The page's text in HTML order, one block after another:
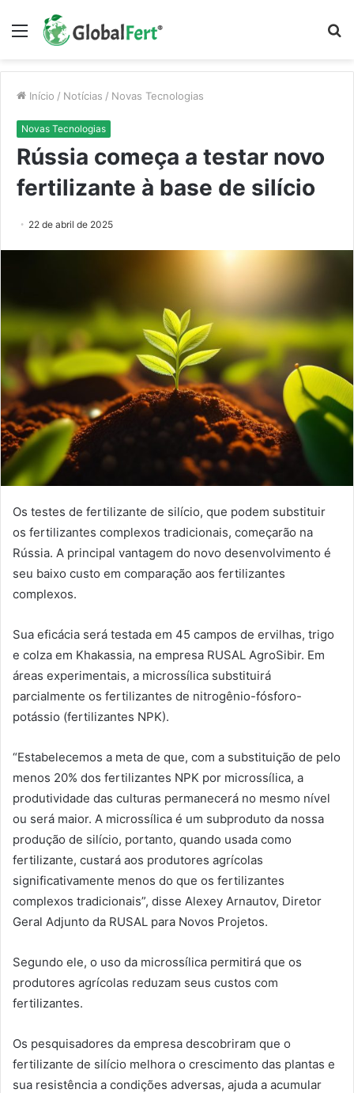
Menu
Início / Notícias / Novas Tecnologias
Novas Tecnologias
Rússia começa a testar novo
fertilizante à base de silício
22 de abril de 2025
Os testes de fertilizante de silício, que podem substituir
os fertilizantes complexos tradicionais, começarão na
Rússia. A principal vantagem do novo desenvolvimento é
seu baixo custo em comparação aos fertilizantes
complexos.
Sua eficácia será testada em 45 campos de ervilhas, trigo
e colza em Khakassia, na empresa RUSAL AgroSibir. Em
áreas experimentais, a microssílica substituirá
parcialmente os fertilizantes de nitrogênio-fósforo-
potássio (fertilizantes NPK).
“Estabelecemos a meta de que, com a substituição de pelo
menos 20% dos fertilizantes NPK por microssílica, a
produtividade das culturas permanecerá no mesmo nível
ou será maior. A microssílica é um subproduto da nossa
produção de silício, portanto, quando usada como
fertilizante, custará aos produtores agrícolas
significativamente menos do que os fertilizantes
complexos tradicionais”, disse Alexey Arnautov, Diretor
Geral Adjunto da RUSAL para Novos Projetos.
Segundo ele, o uso da microssílica permitirá que os
produtores agrícolas reduzam seus custos com
fertilizantes.
Os pesquisadores da empresa descobriram que o
fertilizante de silício melhora o crescimento das plantas e
sua resistência a condições adversas, ajuda a acumular